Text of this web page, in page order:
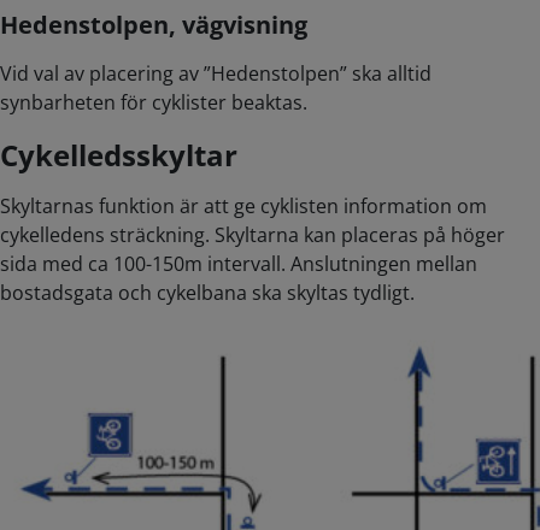
Hedenstolpen, vägvisning
Vid val av placering av ”Hedenstolpen” ska alltid
synbarheten för cyklister beaktas.
Cykelledsskyltar
Skyltarnas funktion är att ge cyklisten information om
cykelledens sträckning. Skyltarna kan placeras på höger
sida med ca 100-150m intervall. Anslutningen mellan
bostadsgata och cykelbana ska skyltas tydligt.